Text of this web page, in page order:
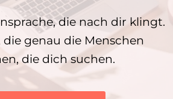
die nach dir klingt.
die genau die Menschen
die dich suchen.